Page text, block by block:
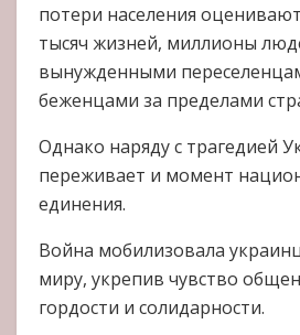
потери населения
тысяч жизней, миллионы
вынужденными
беженцами за пределами
Однако наряду с трагедией
переживает и момент
единения.
Война мобилизовала
миру, укрепив чувство
гордости и солидарности.